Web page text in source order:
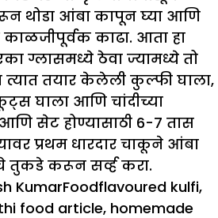
थोडा आंबा कापून घ्या आणि
काळजीपूर्वक काढा. आता हा
ग्लासमध्ये ठेवा ज्यामध्ये तो
तयार केलेली कुल्फी घाला,
घाला आणि चांदीच्या
सेट होण्यासाठी 6-7 तास
प्रथम धारदार चाकूने आंबा
तुकडे करून सर्व्ह करा.
KumarCategories
FoodTags
flavoured kulfi,
food article, homemade